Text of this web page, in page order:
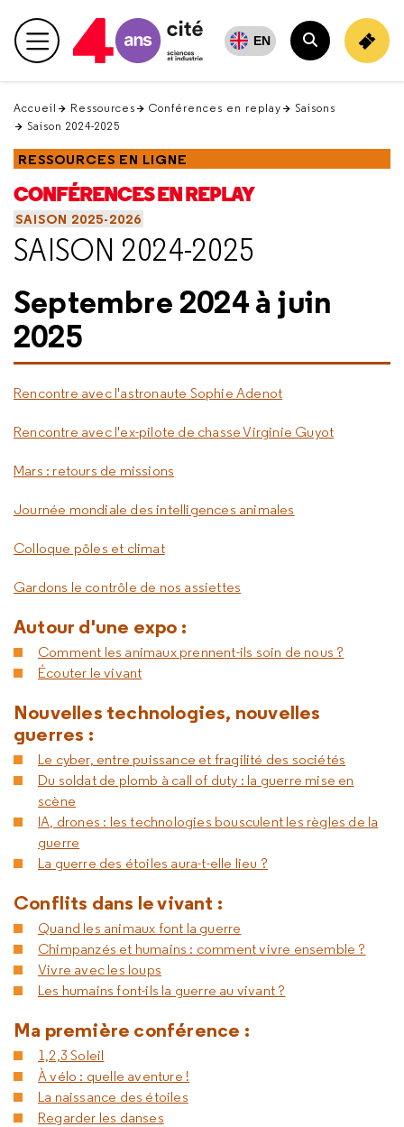
en
haut Menu principal EN
Rechercher
Accueil Ressources Conférences en replay
Saisons
Saison 2024-2025
RESSOURCES EN LIGNE
CONFÉRENCES EN REPLAY
SAISON 2025-2026
SAISON 2024-2025
Septembre 2024 à juin
2025
Rencontre avec l'astronaute Sophie Adenot
Rencontre avec l'ex-pilote de chasse Virginie Guyot
Mars : retours de missions
Journée mondiale des intelligences animales
Colloque pôles et climat
Gardons le contrôle de nos assiettes
Autour d'une expo :
Comment les animaux prennent-ils soin de nous ?
Écouter le vivant
Nouvelles technologies, nouvelles
guerres :
Le cyber, entre puissance et fragilité des sociétés
Du soldat de plomb à call of duty : la guerre mise en
scène
IA, drones : les technologies bousculent les règles de la
guerre
La guerre des étoiles aura-t-elle lieu ?
Conflits dans le vivant :
Quand les animaux font la guerre
Chimpanzés et humains : comment vivre ensemble ?
Vivre avec les loups
Les humains font-ils la guerre au vivant ?
Ma première conférence :
1,2,3 Soleil
À vélo : quelle aventure !
La naissance des étoiles
Regarder les danses